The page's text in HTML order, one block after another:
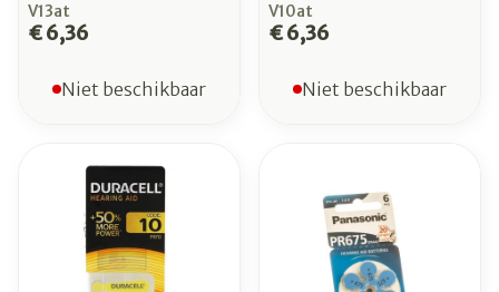
V13at
€ 6,36
Niet beschikbaar
V10at
€ 6,36
Niet beschikbaar